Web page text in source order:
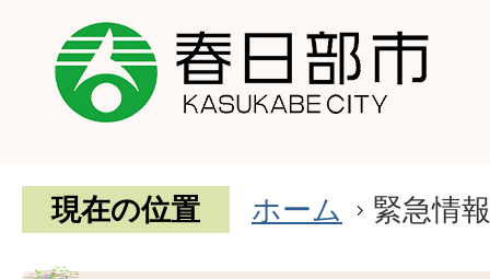
現在の位置 ホーム 緊急情報